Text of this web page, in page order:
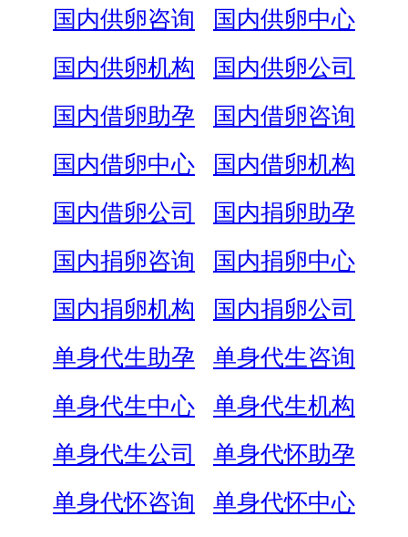
国内供卵咨询
国内供卵中心
国内供卵机构
国内供卵公司
国内借卵助孕
国内借卵咨询
国内借卵中心
国内借卵机构
国内借卵公司
国内捐卵助孕
国内捐卵咨询
国内捐卵中心
国内捐卵机构
国内捐卵公司
单身代生助孕
单身代生咨询
单身代生中心
单身代生机构
单身代生公司
单身代怀助孕
单身代怀咨询
单身代怀中心